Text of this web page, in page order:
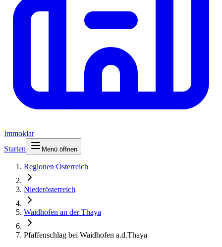
Immoklar
Starten
Menü öffnen
Regionen Österreich
Niederösterreich
Waidhofen an der Thaya
Pfaffenschlag bei Waidhofen a.d.Thaya